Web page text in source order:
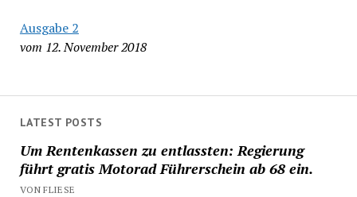
Ausgabe 2
vom 12. November 2018
LATEST POSTS
Um Rentenkassen zu entlassten: Regierung
führt gratis Motorad Führerschein ab 68 ein.
VON FLIESE